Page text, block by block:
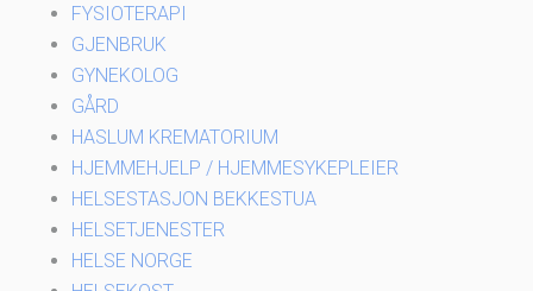
FYSIOTERAPI
GJENBRUK
GYNEKOLOG
GÅRD
HASLUM KREMATORIUM
HJEMMEHJELP / HJEMMESYKEPLEIER
HELSESTASJON BEKKESTUA
HELSETJENESTER
HELSE NORGE